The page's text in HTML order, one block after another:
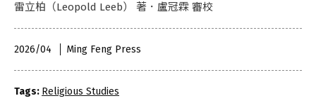
雷立柏（Leopold Leeb） 著．盧冠霖 審校
2026/04 Ming Feng Press
Tags: Religious Studies